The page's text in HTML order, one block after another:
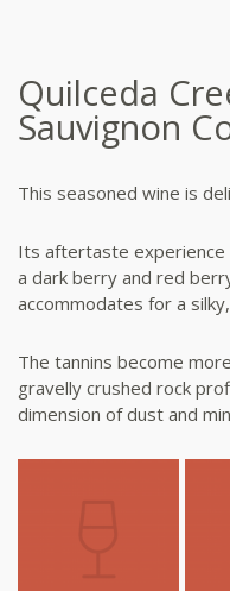
Quilceda
Sauvignon
This seasoned wine is
Its aftertaste experience
a dark berry and red
accommodates for a
The tannins become
gravelly crushed rock
dimension of dust and